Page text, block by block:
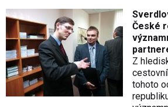
České
Z
tohoto